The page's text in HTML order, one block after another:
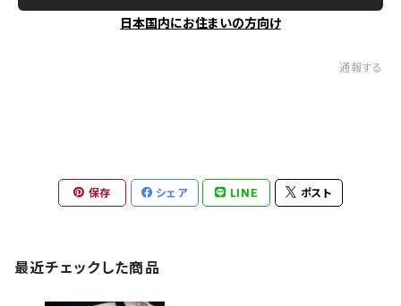
日本国内にお住まいの方向け
通報する
保存 シェア LINE ポスト
最近チェックした商品